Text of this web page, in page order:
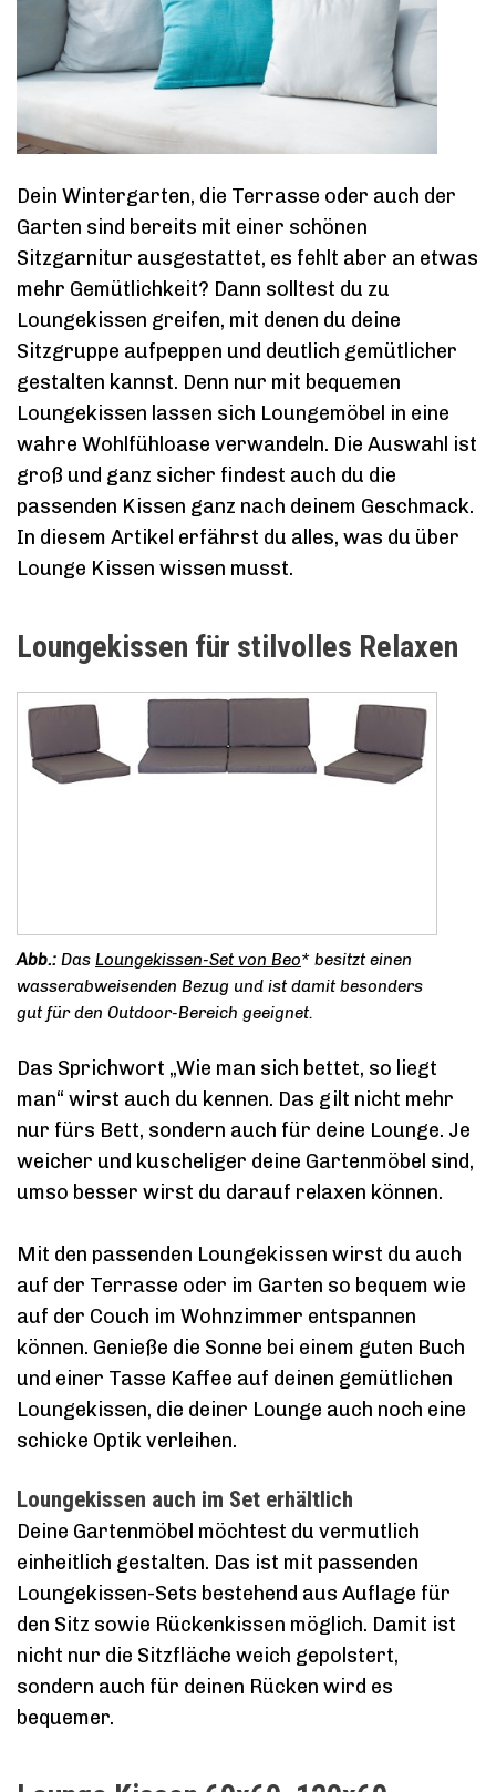
Dein Wintergarten, die Terrasse oder auch der
Garten sind bereits mit einer schönen
Sitzgarnitur ausgestattet, es fehlt aber an etwas
mehr Gemütlichkeit? Dann solltest du zu
Loungekissen greifen, mit denen du deine
Sitzgruppe aufpeppen und deutlich gemütlicher
gestalten kannst. Denn nur mit bequemen
Loungekissen lassen sich Loungemöbel in eine
wahre Wohlfühloase verwandeln. Die Auswahl ist
groß und ganz sicher findest auch du die
passenden Kissen ganz nach deinem Geschmack.
In diesem Artikel erfährst du alles, was du über
Lounge Kissen wissen musst.
Loungekissen für stilvolles Relaxen
Das Loungekissen-Set von Beo* besitzt einen
wasserabweisenden Bezug und ist damit besonders
gut für den Outdoor-Bereich geeignet.
Das Sprichwort „Wie man sich bettet, so liegt
man“ wirst auch du kennen. Das gilt nicht mehr
nur fürs Bett, sondern auch für deine Lounge. Je
weicher und kuscheliger deine Gartenmöbel sind,
umso besser wirst du darauf relaxen können.
Mit den passenden Loungekissen wirst du auch
auf der Terrasse oder im Garten so bequem wie
auf der Couch im Wohnzimmer entspannen
können. Genieße die Sonne bei einem guten Buch
und einer Tasse Kaffee auf deinen gemütlichen
Loungekissen, die deiner Lounge auch noch eine
schicke Optik verleihen.
Loungekissen auch im Set erhältlich
Deine Gartenmöbel möchtest du vermutlich
einheitlich gestalten. Das ist mit passenden
Loungekissen-Sets bestehend aus Auflage für
den Sitz sowie Rückenkissen möglich. Damit ist
nicht nur die Sitzfläche weich gepolstert,
sondern auch für deinen Rücken wird es
bequemer.